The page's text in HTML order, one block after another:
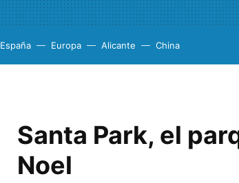
España Europa Alicante China
Santa Park, el
Noel